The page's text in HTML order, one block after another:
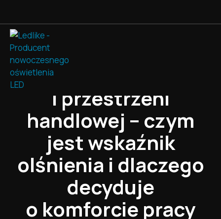
UGR w biurze
i przestrzeni
handlowej – czym
jest wskaźnik
olśnienia i dlaczego
decyduje
o komforcie pracy